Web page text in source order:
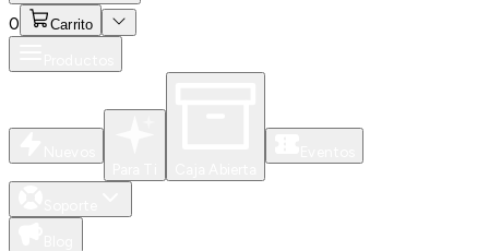
0 Carrito